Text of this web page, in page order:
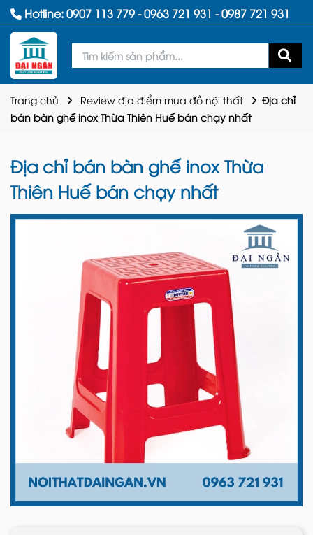
Hotline:0907 113 779-0963 721 931 -0987 721 931
Trang chủ Review địa điểm mua đồ nội thất
Địa chỉ
bán bàn ghế inox Thừa Thiên Huế bán chạy nhất
Địa chỉ bán bàn ghế inox Thừa
Thiên Huế bán chạy nhất